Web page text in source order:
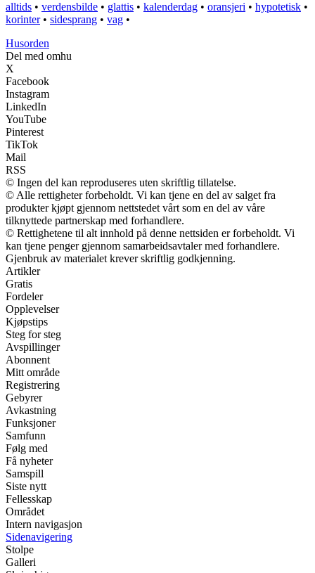
alltids • verdensbilde • glattis • kalenderdag • oransjeri • hypotetisk •
korinter• sidesprang • vag •
Husorden
Del med omhu
X
Facebook
Instagram
LinkedIn
YouTube
Pinterest
TikTok
Mail
RSS
© Ingen del kan reproduseres uten skriftlig tillatelse.
© Alle rettigheter forbeholdt. Vi kan tjene en del av salget fra
produkter kjøpt gjennom nettstedet vårt som en del av våre
tilknyttede partnerskap med forhandlere.
© Rettighetene til alt innhold på denne nettsiden er forbeholdt. Vi
kan tjene penger gjennom samarbeidsavtaler med forhandlere.
Gjenbruk av materialet krever skriftlig godkjenning.
Artikler
Gratis
Fordeler
Opplevelser
Kjøpstips
Steg for steg
Avspillinger
Abonnent
Mitt område
Registrering
Gebyrer
Avkastning
Funksjoner
Samfunn
Følg med
Få nyheter
Samspill
Siste nytt
Fellesskap
Området
Intern navigasjon
Sidenavigering
Stolpe
Galleri